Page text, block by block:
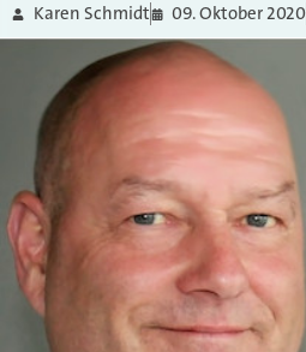
Karen Schmidt 09. Oktober 2020